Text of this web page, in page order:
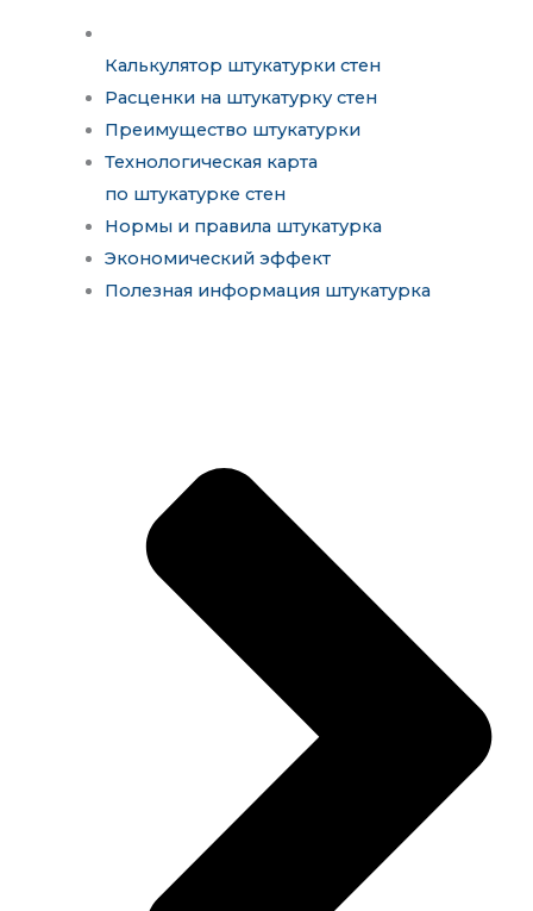
Калькулятор штукатурки стен
Расценки на штукатурку стен
Преимущество штукатурки
Технологическая карта
по штукатурке стен
Нормы и правила штукатурка
Экономический эффект
Полезная информация штукатурка